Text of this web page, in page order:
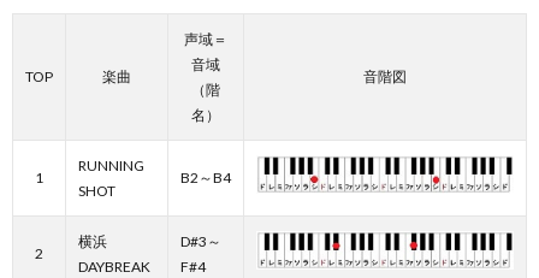
TOP 楽曲
声域＝
音域
（階
名）
音階図
1
RUNNING
SHOT
B2～B4
2
横浜
DAYBREAK
D#3～
F#4